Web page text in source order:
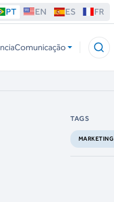
PT EN ES FR
Comunicação
TAGS
MARKETING